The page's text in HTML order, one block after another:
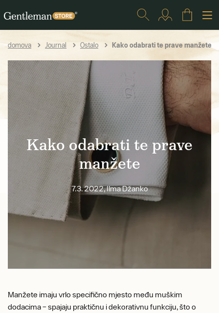
domova Journal Ostalo Kako odabrati te prave manžete
Kako odabrati te prave
manžete
7.3. 2022, Ilma Džanko
Manžete imaju vrlo specifično mjesto među muškim
dodacima – spajaju praktičnu i dekorativnu funkciju, što o